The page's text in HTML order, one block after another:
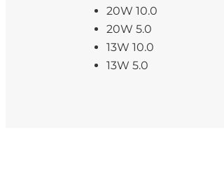
20W 10.0
20W 5.0
13W 10.0
13W 5.0